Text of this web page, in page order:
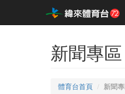
新聞專區
體育台首頁 新聞